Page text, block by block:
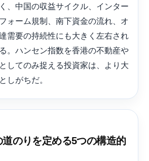
、中国の収益サイクル、インター
ォーム規制、南下資金の流れ、オ
需要の持続性にも大きく左右され
。ハンセン指数を香港の不動産や
してのみ捉える投資家は、より大
しがちだ。
のりを定める5つの構造的